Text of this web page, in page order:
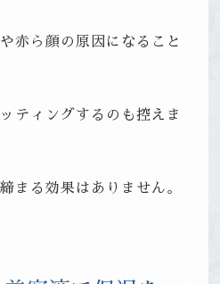
赤ら顔の原因になること
ティングするのも控えま
まる効果はありません。